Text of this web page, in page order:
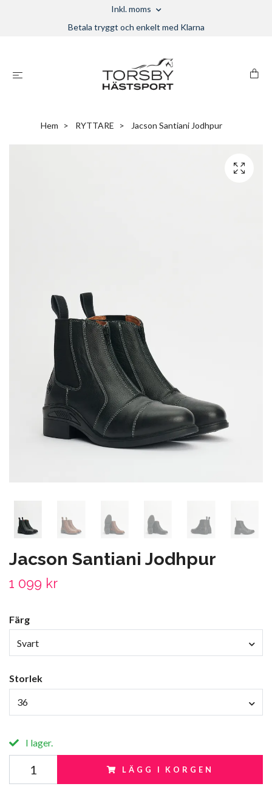
Inkl. moms
Betala tryggt och enkelt med Klarna
Hem RYTTARE Jacson Santiani Jodhpur
Jacson Santiani Jodhpur
1 099 kr
Färg
Svart
Storlek
36
I lager.
LÄGG I KORGEN